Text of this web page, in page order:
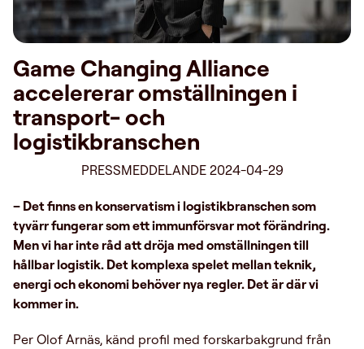
Game Changing Alliance
accelererar omställningen i
transport- och
logistikbranschen
PRESSMEDDELANDE 2024-04-29
– Det finns en konservatism i logistikbranschen som
tyvärr fungerar som ett immunförsvar mot förändring.
Men vi har inte råd att dröja med omställningen till
hållbar logistik. Det komplexa spelet mellan teknik,
energi och ekonomi behöver nya regler. Det är där vi
kommer in.
Per Olof Arnäs, känd profil med forskarbakgrund från